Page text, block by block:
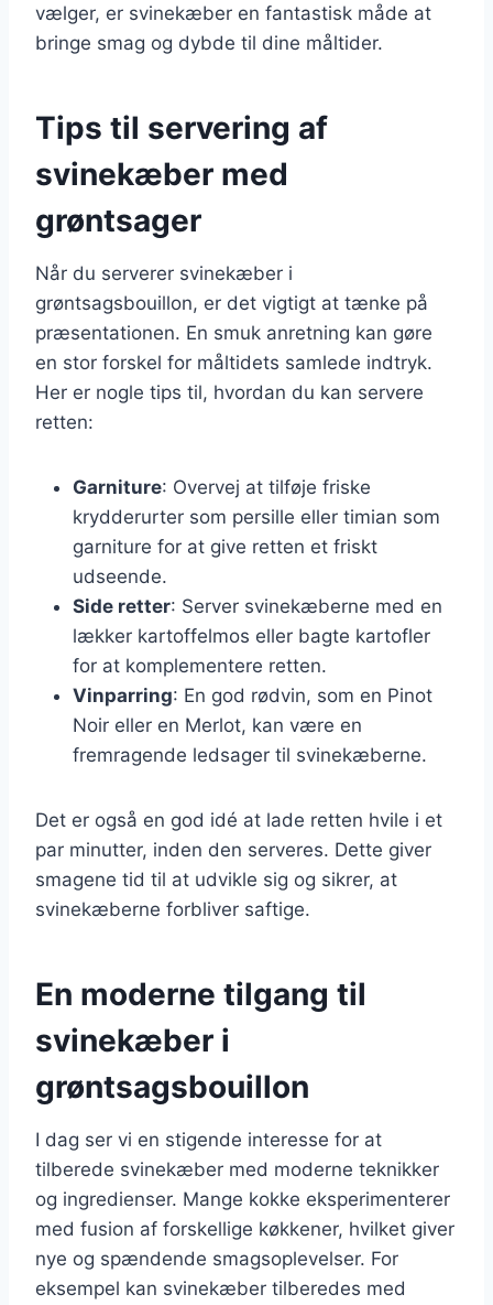
vælger, er svinekæber en fantastisk måde at
bringe smag og dybde til dine måltider.
Tips til servering af
svinekæber med
grøntsager
Når du serverer svinekæber i
grøntsagsbouillon, er det vigtigt at tænke på
præsentationen. En smuk anretning kan gøre
en stor forskel for måltidets samlede indtryk.
Her er nogle tips til, hvordan du kan servere
retten:
Garniture: Overvej at tilføje friske
krydderurter som persille eller timian som
garniture for at give retten et friskt
udseende.
Side retter: Server svinekæberne med en
lækker kartoffelmos eller bagte kartofler
for at komplementere retten.
Vinparring: En god rødvin, som en Pinot
Noir eller en Merlot, kan være en
fremragende ledsager til svinekæberne.
Det er også en god idé at lade retten hvile i et
par minutter, inden den serveres. Dette giver
smagene tid til at udvikle sig og sikrer, at
svinekæberne forbliver saftige.
En moderne tilgang til
svinekæber i
grøntsagsbouillon
I dag ser vi en stigende interesse for at
tilberede svinekæber med moderne teknikker
og ingredienser. Mange kokke eksperimenterer
med fusion af forskellige køkkener, hvilket giver
nye og spændende smagsoplevelser. For
eksempel kan svinekæber tilberedes med